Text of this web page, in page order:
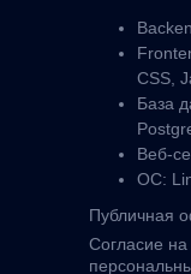
CSS,
База
Веб-
ОС:
Публичная
Согласие